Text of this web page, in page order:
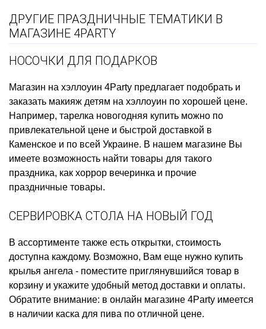
ДРУГИЕ ПРАЗДНИЧНЫЕ ТЕМАТИКИ В
МАГАЗИНЕ 4PARTY
НОСОЧКИ ДЛЯ ПОДАРКОВ
Магазин на хэллоуин 4Party предлагает подобрать и
заказать макияж детям на хэллоуин по хорошей цене.
Например, тарелка новогодняя купить можно по
привлекательной цене и быстрой доставкой в
Каменское и по всей Украине. В нашем магазине Вы
имеете возможность найти товары для такого
праздника, как хоррор вечеринка и прочие
праздничные товары.
СЕРВИРОВКА СТОЛА НА НОВЫЙ ГОД
В ассортименте также есть открытки, стоимость
доступна каждому. Возможно, Вам еще нужно купить
крылья ангела - поместите приглянувшийся товар в
корзину и укажите удобный метод доставки и оплаты.
Обратите внимание: в онлайн магазине 4Party имеется
в наличии каска для пива по отличной цене.